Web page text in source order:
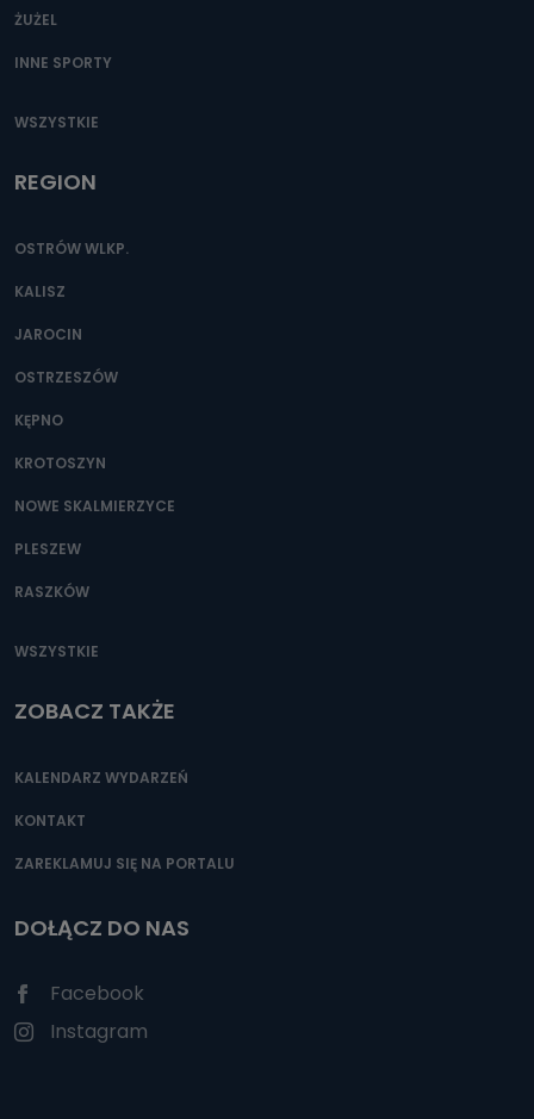
ŻUŻEL
INNE SPORTY
WSZYSTKIE
REGION
OSTRÓW WLKP.
KALISZ
JAROCIN
OSTRZESZÓW
KĘPNO
KROTOSZYN
NOWE SKALMIERZYCE
PLESZEW
RASZKÓW
WSZYSTKIE
ZOBACZ TAKŻE
KALENDARZ WYDARZEŃ
KONTAKT
ZAREKLAMUJ SIĘ NA PORTALU
DOŁĄCZ DO NAS
Facebook
Instagram